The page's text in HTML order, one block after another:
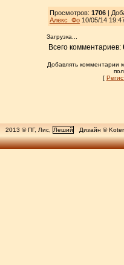
Просмотров: 1706|
Алекс_Фо10/05/14
Загрузка...
Всего комментариев:
Добавлять комментарии
[
2013 © ПГ, Лис, Леший Дизайн ©